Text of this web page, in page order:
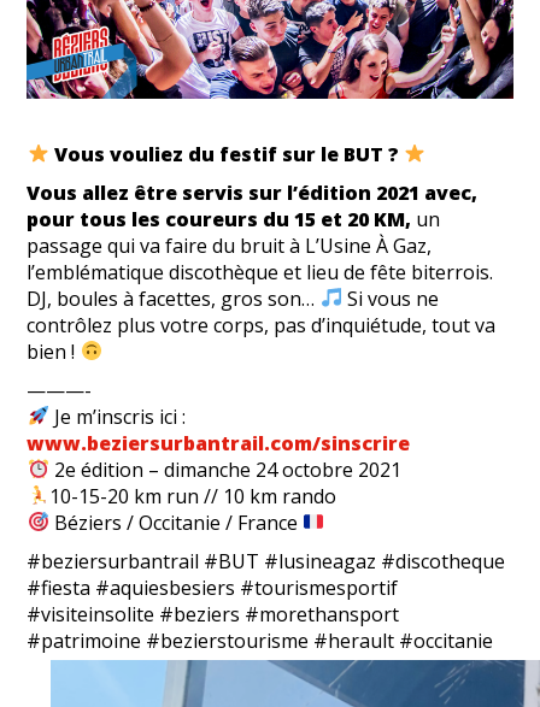
Vous vouliez du festif sur le BUT ?
Vous allez être servis sur l’édition 2021 avec,
pour tous les coureurs du 15 et 20 KM, un
passage qui va faire du bruit à L’Usine À Gaz,
l’emblématique discothèque et lieu de fête biterrois.
DJ, boules à facettes, gros son…
Si vous ne
contrôlez plus votre corps, pas d’inquiétude, tout va
bien !
———-
Je m’inscris ici :
www.beziersurbantrail.com/sinscrire
2e édition – dimanche 24 octobre 2021
10-15-20 km run // 10 km rando
Béziers / Occitanie / France
#beziersurbantrail #BUT #lusineagaz #discotheque
#fiesta #aquiesbesiers #tourismesportif
#visiteinsolite #beziers #morethansport
#patrimoine #bezierstourisme #herault #occitanie